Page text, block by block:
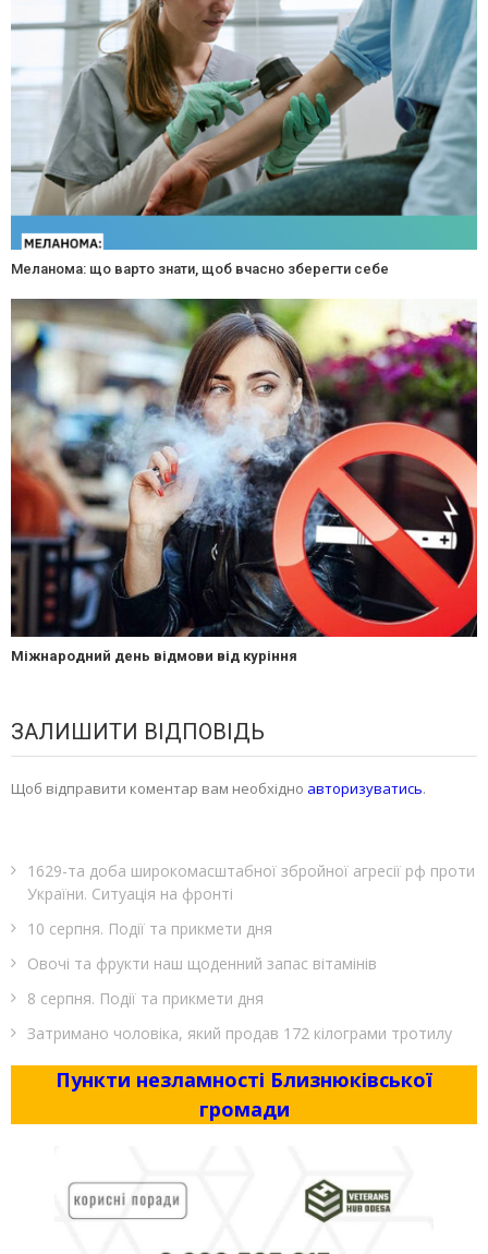
Меланома: що варто знати, щоб вчасно зберегти себе
Міжнародний день відмови від куріння
ЗАЛИШИТИ ВІДПОВІДЬ
Щоб відправити коментар вам необхідно авторизуватись.
1629-та доба широкомасштабної збройної агресії рф проти
України. Ситуація на фронті
10 серпня. Події та прикмети дня
Овочі та фрукти наш щоденний запас вітамінів
8 серпня. Події та прикмети дня
Затримано чоловіка, який продав 172 кілограми тротилу
Пункти незламності Близнюківської
громади